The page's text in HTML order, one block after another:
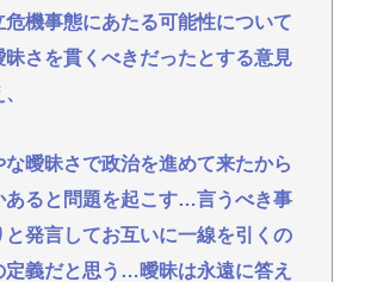
相互RSS
危機事態にあたる可能性について
昧さを貫くべきだったとする意見
な曖昧さで政治を進めて来たから
あると問題を起こす…言うべき事
と発言してお互いに一線を引くの
定義だと思う…曖昧は永遠に答え